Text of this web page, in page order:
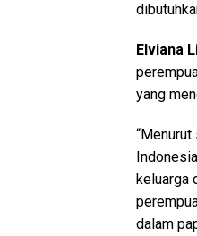
Elviana
yang
keluarga
dalam